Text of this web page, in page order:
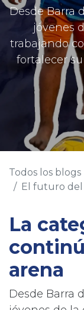
Desde Barra
jóvenes
trabajando
fortalecer
Todos los blogs
El futuro del
La
arena
Desde Barra